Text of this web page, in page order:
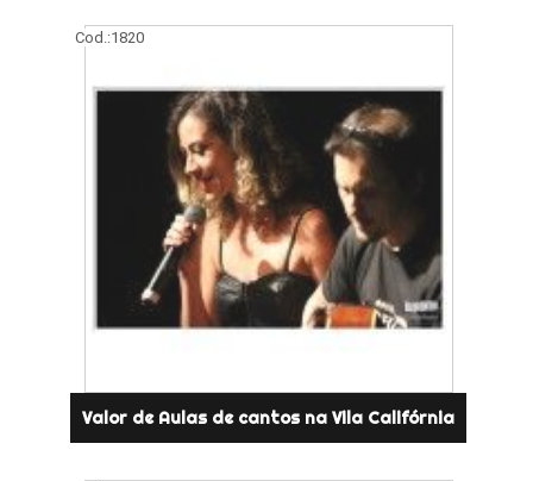
Cod.:1820
Valor de Aulas de cantos na Vila Califórnia